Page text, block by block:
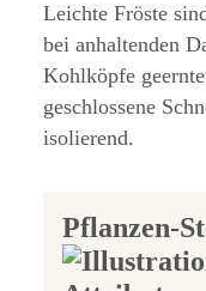
Leichte Fröste
bei anhaltenden
Kohlköpfe
geschlossene
isolierend.
Pflanzen-